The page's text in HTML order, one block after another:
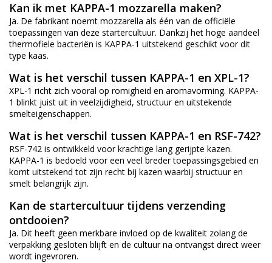
Kan ik met KAPPA-1 mozzarella maken?
Ja. De fabrikant noemt mozzarella als één van de officiële
toepassingen van deze startercultuur. Dankzij het hoge aandeel
thermofiele bacteriën is KAPPA-1 uitstekend geschikt voor dit
type kaas.
Wat is het verschil tussen KAPPA-1 en XPL-1?
XPL-1 richt zich vooral op romigheid en aromavorming. KAPPA-
1 blinkt juist uit in veelzijdigheid, structuur en uitstekende
smelteigenschappen.
Wat is het verschil tussen KAPPA-1 en RSF-742?
RSF-742 is ontwikkeld voor krachtige lang gerijpte kazen.
KAPPA-1 is bedoeld voor een veel breder toepassingsgebied en
komt uitstekend tot zijn recht bij kazen waarbij structuur en
smelt belangrijk zijn.
Kan de startercultuur tijdens verzending
ontdooien?
Ja. Dit heeft geen merkbare invloed op de kwaliteit zolang de
verpakking gesloten blijft en de cultuur na ontvangst direct weer
wordt ingevroren.